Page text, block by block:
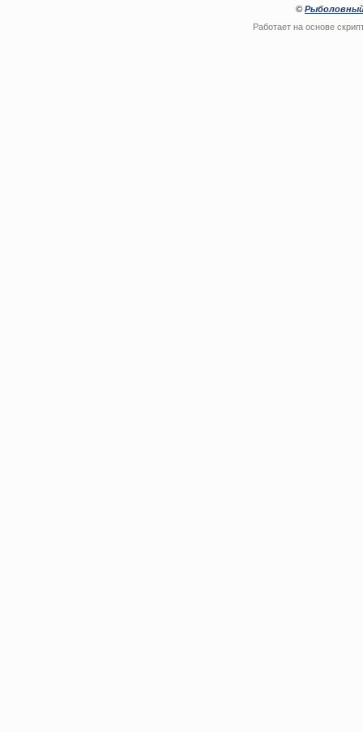
© Рыболовный
Работает на основе